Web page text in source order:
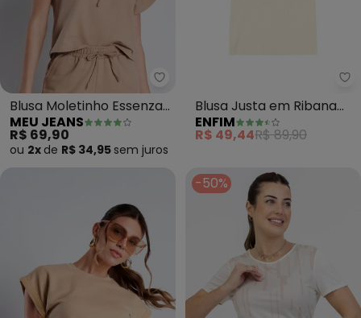
Meu Jeans - Blusa Moletinho
Blusa Moletinho Essenza
(Terra)
MEU JEANS
R$ 69,90
ou 2x de R$ 34,95 sem juros
Blusa Justa em Ribana
Canelada (Off White)
ENFIM
R$ 49,44R$ 89,90
-50%